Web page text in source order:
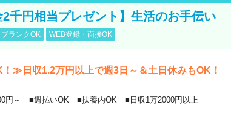
千円相当プレゼント】生活のお手伝い
ブランクOK WEB登録・面接OK
≫日収1.2万円以上で週3日～＆土日休みもOK！
円～ ■週払いOK ■扶養内OK ■日収1万2000円以上